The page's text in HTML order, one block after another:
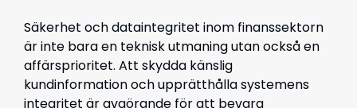
Säkerhet och dataintegritet inom finanssektorn
är inte bara en teknisk utmaning utan också en
affärsprioritet. Att skydda känslig
kundinformation och upprätthålla systemens
integritet är avgörande för att bevara